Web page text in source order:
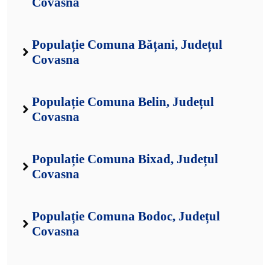
Populație Comuna Bățani, Județul
Covasna
Populație Comuna Belin, Județul
Covasna
Populație Comuna Bixad, Județul
Covasna
Populație Comuna Bodoc, Județul
Covasna